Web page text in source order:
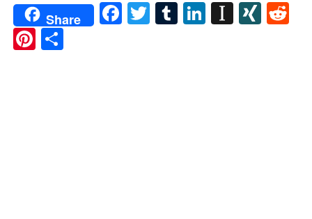
Share Facebook
TwitterTumblrLinkedIn
Pinterest